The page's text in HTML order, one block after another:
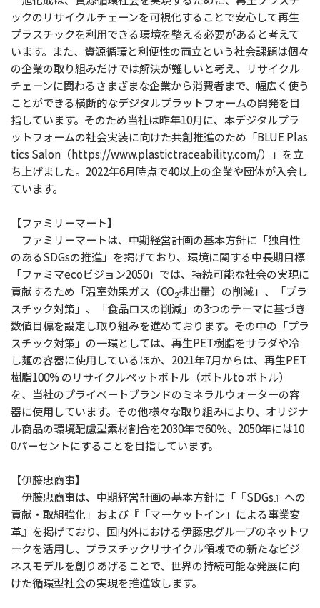
ックのリサイクルチェーンを可視化することで安心して再生
プラスチックを利用できる環境を整える必要があると考えて
います。また、資源循環と利便性の両立という社会課題は個々
の企業の取り組みだけでは解決が難しいと考え、リサイクル
チェーンに関わるさまざまな企業から消費者まで、幅広く使う
ことができる横断的なデジタルプラットフォームの開発を目
指しています。そのため当社は昨年10月に、本デジタルプラ
ットフォームの社会実装に向けた共創推進のため「BLUE Plas
tics Salon（https://www.plastictraceability.com/）」を立
ち上げました。2022年6月時点で40以上の企業や団体が入会し
ています。
【ファミリーマート】
ファミリーマートは、中期経営計画の基本方針に「独自性
のあるSDGsの推進」を掲げており、環境に関する中長期目標
「ファミマecoビジョン2050」では、持続可能な社会の実現に
貢献するため「温室効果ガス（CO2排出量）の削減」、「プラ
スチック対策」、「食品ロスの削減」の3つのテーマに基づき
数値目標を設定し取り組みを進めております。その中の「プラ
スチック対策」の一環としては、再生PET樹脂をサラダや冷
し麺の容器に使用しているほか、2021年7月からは、再生PET
樹脂100% のリサイクルペットボトル（ボトルto ボトル）
を、当社のプライベートブランドのミネラルウォーターの容
器に使用しています。その他様々な取り組みにより、オリジナ
ル商品の環境配慮型素材割合を2030年で60％、2050年には10
0パーセントにすることを目指しています。
【伊藤忠商事】
伊藤忠商事は、中期経営計画の基本方針に「『SDGs』への
貢献・取組強化」および『「マーケットイン」による事業変
革』を掲げており、国内外における伊藤忠グループのネットワ
ークを活用し、プラスチックリサイクル領域での新たなビジ
ネスモデルを創りあげることで、世界の持続可能な発展に向
けた循環型社会の実現を推進致します。